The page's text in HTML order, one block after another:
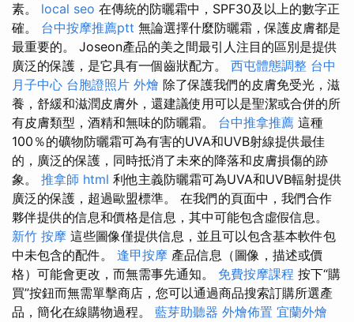
素。 local seo 在傳統的防曬霜中，SPF30及以上的數字正
確。 台中按摩推薦ptt 無論選擇什麼防曬霜，保護皮膚都是
最重要的。 Joseon產品的美之間最引人注目的區別是提供
廣泛的保護，是它具有一個齒狀配方。 西屯體態調整 台中
月子中心 台胞證照片 外燴 除了保護我們的皮膚免受光，滋
養，舒緩和滋潤皮膚外，還建議使用可以是聖潔或合併的所
有皮膚類型，酒精和無味的防曬霜。 台中推拿推薦 這種
100％的礦物防曬霜可為有害的UVA和UVB射線提供最佳
的，廣泛的保護，同時抵消了未來的降落和皮膚損傷的跡
象。 推拿師 html 利他主義防曬霜可為UVA和UVB輻射提供
廣泛的保護，超過歐盟標準。 在我們的頁面中，我們合作
夥伴提供的信息和價格是信息，其中可能包含虛假信息。
新竹 按摩 這些圖像僅提供信息，並且可以包含基本軟件包
中未包含的配件。 逢甲按摩 產品信息（圖像，描述或價
格）可能會更改，而無需事先通知。 免費按摩課程 按下“購
買”按鈕而無需單擊商店，您可以通過商品搜索訂購所選產
品，簡化在線購物過程。 藍芽助聽器 外燴佈置 宜蘭外燴